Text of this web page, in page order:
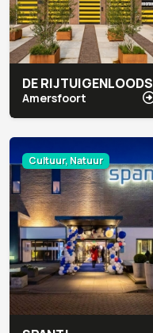
DE RIJTUIGENLOODS
Amersfoort
Cultuur, Natuur